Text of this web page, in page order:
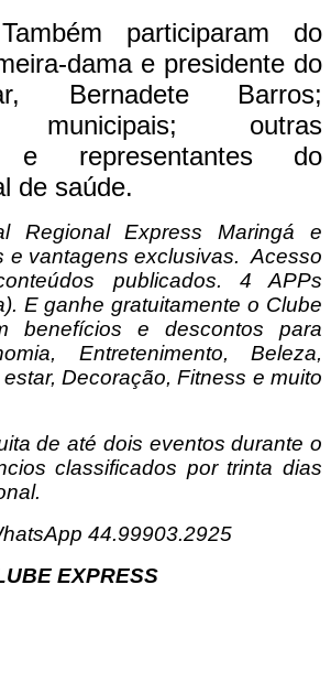
participaram do
dama e presidente do
Bernadete Barros;
municipais; outras
e representantes do
de saúde.
Regional Express Maringá e
e vantagens exclusivas. Acesso
publicados. 4 APPs
E ganhe gratuitamente o Clube
benefícios e descontos para
Entretenimento, Beleza,
Decoração, Fitness e muito
de até dois eventos durante o
classificados por trinta dias
44.99903.2925
EXPRESS